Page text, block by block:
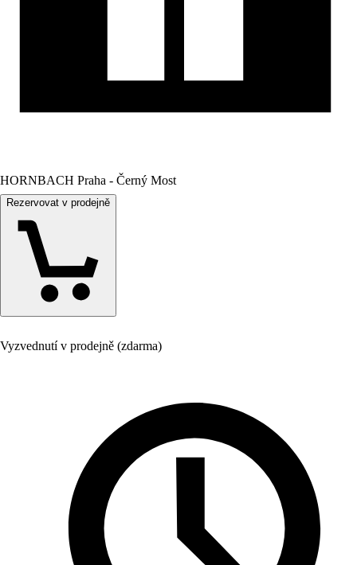
HORNBACH Praha - Černý Most
Rezervovat v prodejně
Vyzvednutí v prodejně (zdarma)